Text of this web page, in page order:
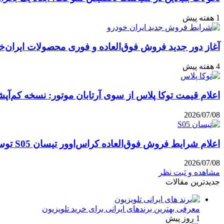
1 هفته پیش
آغاز دور جدید فروش فوق‌العاده و فوری محصولات
4 هفته پیش
اعلام قیمت توکا پلاس از سوی آرتابان موتور: نسخه کم‌آپشن با چه
2026/07/08
اعلام شرایط فروش فوق‌العاده کراس‌اوور تیسان S05 توسط تیگارد موتور: قیمت قطعی و جزئیات اقساطی تیر ۱۴۰۵
2026/07/08
مشاهده و ثبت نظر
جدیدترین مقالات
معرفی بهترین برندهای ایرانی برای خرید تلویزیون
1 روز پیش